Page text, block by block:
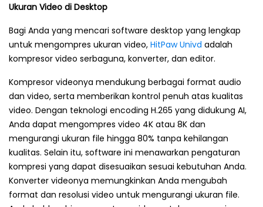
Ukuran Video di Desktop
Bagi Anda yang mencari software desktop yang lengkap
untuk mengompres ukuran video, HitPaw Univd adalah
kompresor video serbaguna, konverter, dan editor.
Kompresor videonya mendukung berbagai format audio
dan video, serta memberikan kontrol penuh atas kualitas
video. Dengan teknologi encoding H.265 yang didukung AI,
Anda dapat mengompres video 4K atau 8K dan
mengurangi ukuran file hingga 80% tanpa kehilangan
kualitas. Selain itu, software ini menawarkan pengaturan
kompresi yang dapat disesuaikan sesuai kebutuhan Anda.
Konverter videonya memungkinkan Anda mengubah
format dan resolusi video untuk mengurangi ukuran file.